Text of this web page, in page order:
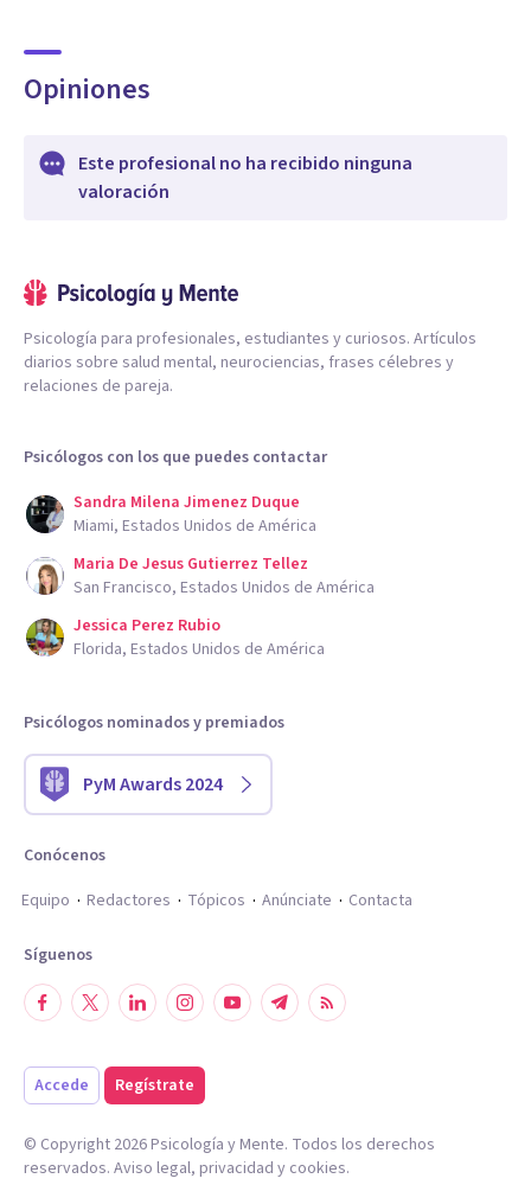
Opiniones
Este profesional no ha recibido ninguna
valoración
Psicología para profesionales, estudiantes y curiosos. Artículos
diarios sobre salud mental, neurociencias, frases célebres y
relaciones de pareja.
Psicólogos con los que puedes contactar
Sandra Milena Jimenez Duque
Miami, Estados Unidos de América
Maria De Jesus Gutierrez Tellez
San Francisco, Estados Unidos de América
Jessica Perez Rubio
Florida, Estados Unidos de América
Psicólogos nominados y premiados
PyM Awards 2024
Conócenos
Equipo
Redactores Tópicos Anúnciate Contacta
Síguenos
Accede Regístrate
© Copyright 2026Psicología y Mente. Todos los derechos
reservados. Aviso legal, privacidad y cookies.